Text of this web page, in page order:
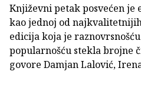
Književni petak posvećen
kao jednoj od
edicija koja je
popularnošću stekla brojne
govore Damjan Lalović,